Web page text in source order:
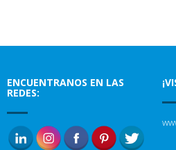
ENCUENTRANOS EN LAS
REDES: